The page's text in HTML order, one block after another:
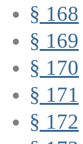
§ 168
§ 169
§ 170
§ 171
§ 172